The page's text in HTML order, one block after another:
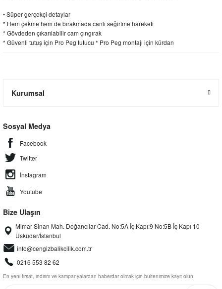
• Süper gerçekçi detaylar
* Hem çekme hem de bırakmada canlı seğirtme hareketi
* Gövdeden çıkarılabilir cam çıngırak
* Güvenli tutuş için Pro Peg tutucu * Pro Peg montajı için kürdan
Kurumsal
Sosyal Medya
Facebook
Twitter
İnstagram
Youtube
Bize Ulaşın
Mimar Sinan Mah. Doğancılar Cad. No:5A İç Kapı:9 No:5B İç Kapı 10-
Üsküdar/İstanbul
info@cengizbalikcilik.com.tr
0216 553 82 62
En yeni fırsat, indirim ve kampanyalardan haberdar olmak için bültenimize kayıt olun.